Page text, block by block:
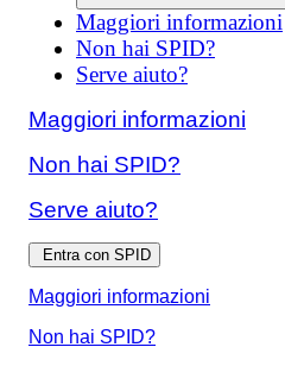
Maggiori informazioni
Non hai SPID?
Serve aiuto?
Maggiori informazioni
Non hai SPID?
Serve aiuto?
Entra con SPID
Maggiori informazioni
Non hai SPID?